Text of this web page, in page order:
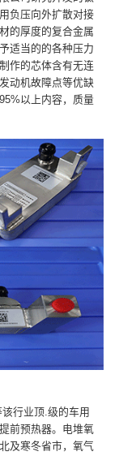
负压向外扩散对接
的厚度的复合金属
适当的的各种压力
作的芯体含有无连
动机故障点等优缺
以上内容，质量
行业顶.级的车用
前预热器。电堆氧
及寒冬省市，氧气